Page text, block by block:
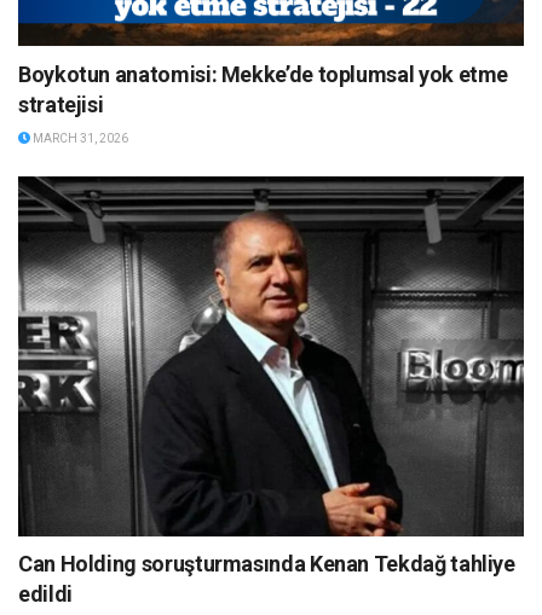
Boykotun anatomisi: Mekke’de toplumsal yok etme
stratejisi
MARCH 31, 2026
Can Holding soruşturmasında Kenan Tekdağ tahliye
edildi